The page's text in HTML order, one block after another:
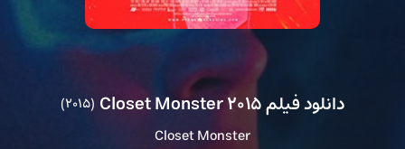
دانلود فیلم Closet Monster 2015 (2015)
Closet Monster